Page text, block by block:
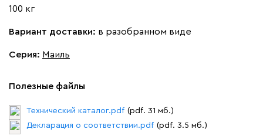
100 кг
Вариант доставки: в разобранном виде
Серия: Маиль
Полезные файлы
Технический каталог.pdf (pdf. 31 мб.)
Декларация о соответствии.pdf (pdf. 3.5 мб.)